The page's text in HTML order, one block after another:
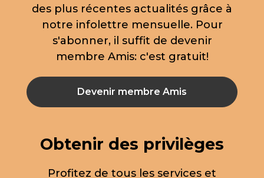
des plus récentes actualités grâce à
notre infolettre mensuelle. Pour
s'abonner, il suffit de devenir
membre Amis: c'est gratuit!
Devenir membre Amis
Obtenir des privilèges
Profitez de tous les services et